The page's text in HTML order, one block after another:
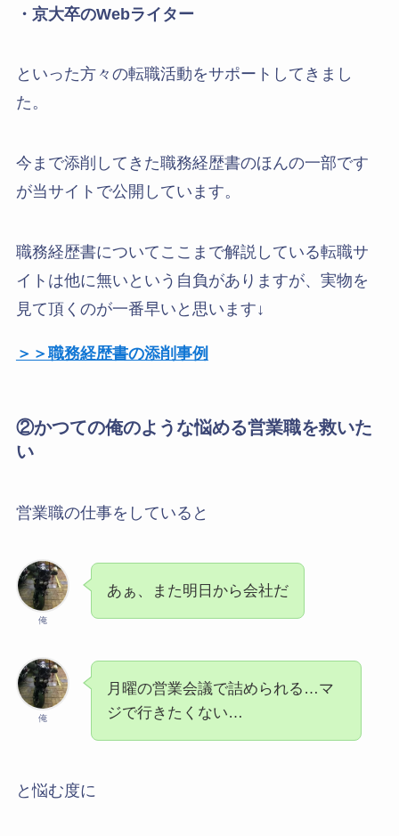
・京大卒のWebライター
といった方々の転職活動をサポートしてきまし
た。
今まで添削してきた職務経歴書のほんの一部です
が当サイトで公開しています。
職務経歴書についてここまで解説している転職サ
イトは他に無いという自負がありますが、実物を
見て頂くのが一番早いと思います↓
＞＞職務経歴書の添削事例
②かつての俺のような悩める営業職を救いた
い
営業職の仕事をしていると
俺
あぁ、また明日から会社だ
俺
月曜の営業会議で詰められる…マ
ジで行きたくない…
と悩む度に